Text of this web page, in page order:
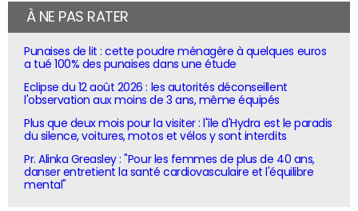
À NE PAS RATER
Punaises de lit : cette poudre ménagère à quelques euros
a tué 100% des punaises dans une étude
Eclipse du 12 août 2026 : les autorités déconseillent
l'observation aux moins de 3 ans, même équipés
Plus que deux mois pour la visiter : l'île d'Hydra est le paradis
du silence, voitures, motos et vélos y sont interdits
Pr. Alinka Greasley : "Pour les femmes de plus de 40 ans,
danser entretient la santé cardiovasculaire et l'équilibre
mental"